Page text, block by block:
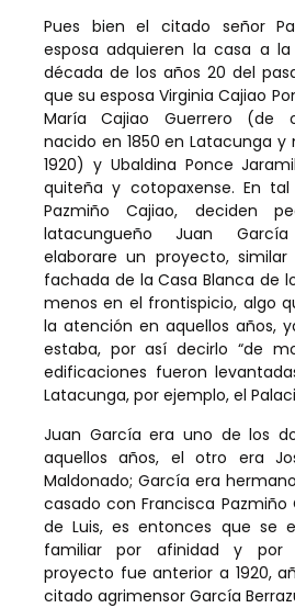
Pues bien el citado señor
esposa adquieren la casa a
década de los años 20 del
que su esposa Virginia Cajiao
María Cajiao Guerrero (de
nacido en 1850 en Latacunga
1920) y Ubaldina Ponce
quiteña y cotopaxense. En tal
Pazmiño Cajiao, deciden
latacungueño Juan
elaborare un proyecto,
fachada de la Casa Blanca de
menos en el frontispicio, algo
la atención en aquellos años,
estaba, por así decirlo “de
edificaciones fueron
Latacunga, por ejemplo, el
Juan García era uno de los
aquellos años, el otro era
Maldonado; García era
casado con Francisca Pazmiño
de Luis, es entonces que se
familiar por afinidad y por
proyecto fue anterior a 1920,
citado agrimensor García